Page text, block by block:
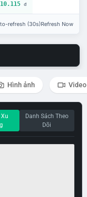
10.115 đ
refresh (30s)Refresh Now
Hình ảnh Video
Danh Sách Theo
Dõi